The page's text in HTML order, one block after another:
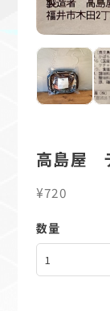
高島屋
¥720
数量